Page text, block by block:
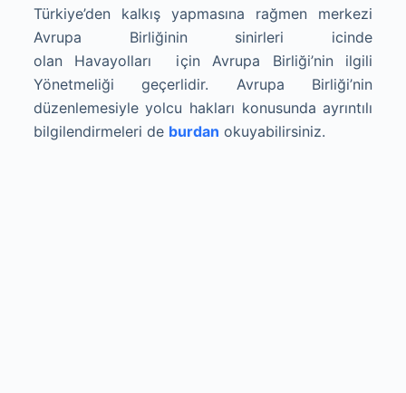
Türkiye’den kalkış yapmasına rağmen merkezi
Avrupa Birliğinin sinirleri icinde
olan Havayolları
için Avrupa Birliği’nin ilgili
Yönetmeliği geçerlidir. Avrupa Birliği’nin
düzenlemesiyle yolcu hakları konusunda ayrıntılı
bilgilendirmeleri de burdan okuyabilirsiniz.